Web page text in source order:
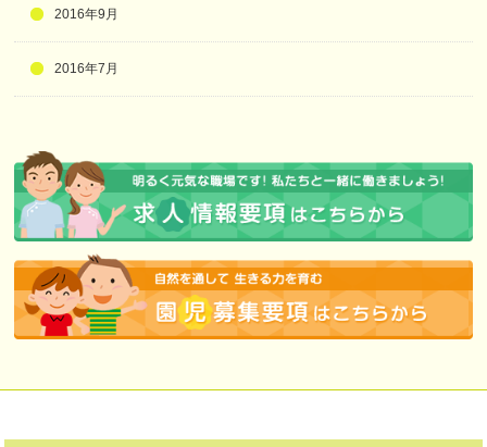
2016年9月
2016年7月